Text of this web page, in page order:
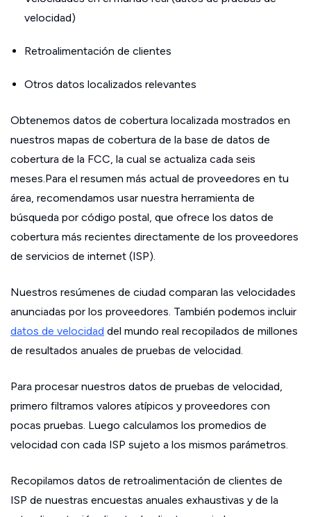
velocidad)
Retroalimentación de clientes
Otros datos localizados relevantes
Obtenemos datos de cobertura localizada mostrados en
nuestros mapas de cobertura de la base de datos de
cobertura de la FCC, la cual se actualiza cada seis
meses.Para el resumen más actual de proveedores en tu
área, recomendamos usar nuestra herramienta de
búsqueda por código postal, que ofrece los datos de
cobertura más recientes directamente de los proveedores
de servicios de internet (ISP).
Nuestros resúmenes de ciudad comparan las velocidades
anunciadas por los proveedores. También podemos incluir
datos de velocidad del mundo real recopilados de millones
de resultados anuales de pruebas de velocidad.
Para procesar nuestros datos de pruebas de velocidad,
primero filtramos valores atípicos y proveedores con
pocas pruebas. Luego calculamos los promedios de
velocidad con cada ISP sujeto a los mismos parámetros.
Recopilamos datos de retroalimentación de clientes de
ISP de nuestras encuestas anuales exhaustivas y de la